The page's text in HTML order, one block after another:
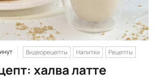
Видеорецепты Напитки Рецепты
халва латте